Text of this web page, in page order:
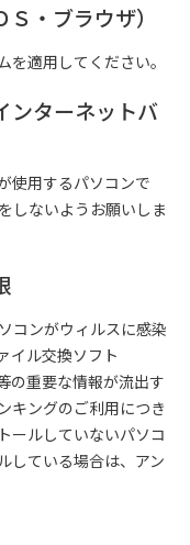
・ブラウザ）
適用してください。
ンターネットバ
使用するパソコンで
しないようお願いしま
コンがウィルスに感染
イル交換ソフト
の重要な情報が流出す
キングのご利用につき
ールしていないパソコ
している場合は、アン